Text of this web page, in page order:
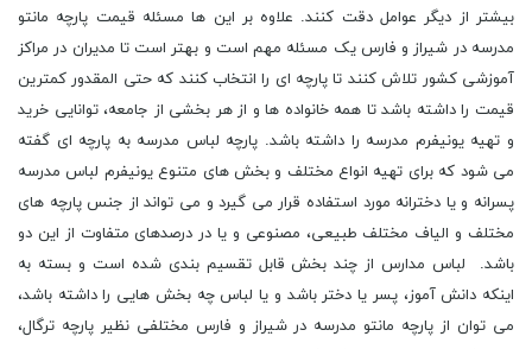
بیشتر از دیگر عوامل دقت کنند. علاوه بر این ها مسئله قیمت پارچه مانتو
مدرسه در شیراز و فارس یک مسئله مهم است و بهتر است تا مدیران در مراکز
آموزشی کشور تلاش کنند تا پارچه ای را انتخاب کنند که حتی المقدور کمترین
قیمت را داشته باشد تا همه خانواده ها و از هر بخشی از جامعه، توانایی خرید
و تهیه یونیفرم مدرسه را داشته باشد. پارچه لباس مدرسه به پارچه ای گفته
می شود که برای تهیه انواع مختلف و بخش های متنوع یونیفرم لباس مدرسه
پسرانه و یا دخترانه مورد استفاده قرار می گیرد و می تواند از جنس پارچه های
مختلف و الیاف مختلف طبیعی، مصنوعی و یا در درصدهای متفاوت از این دو
باشد. لباس مدارس از چند بخش قابل تقسیم بندی شده است و بسته به
اینکه دانش آموز، پسر یا دختر باشد و یا لباس چه بخش هایی را داشته باشد،
می توان از پارچه مانتو مدرسه در شیراز و فارس مختلفی نظیر پارچه ترگال،